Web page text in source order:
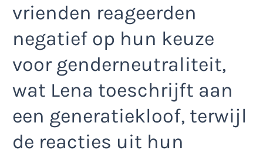
vrienden reageerden
negatief op hun keuze
voor genderneutraliteit,
wat Lena toeschrijft aan
een generatiekloof, terwijl
de reacties uit hun